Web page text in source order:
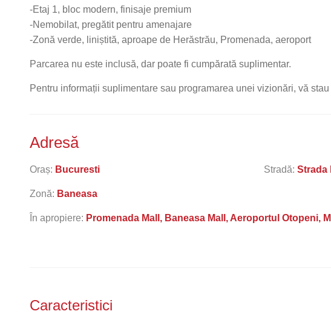
-Etaj 1, bloc modern, finisaje premium
-Nemobilat, pregătit pentru amenajare
-Zonă verde, liniștită, aproape de Herăstrău, Promenada, aeroport
Parcarea nu este inclusă, dar poate fi cumpărată suplimentar.
Pentru informații suplimentare sau programarea unei vizionări, vă
Adresă
Oraș: Bucuresti Stradă:Strada
Zonă: Baneasa
În apropiere: Promenada Mall, Baneasa Mall, Aeroportul Otopeni,
Caracteristici